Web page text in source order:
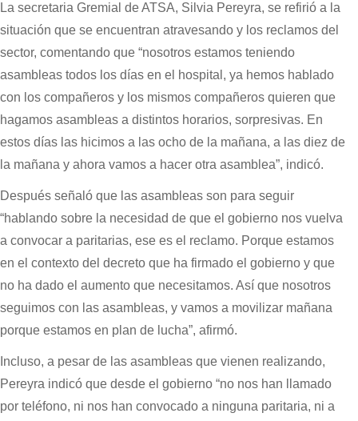
La secretaria Gremial de ATSA, Silvia Pereyra, se refirió a la
situación que se encuentran atravesando y los reclamos del
sector, comentando que “nosotros estamos teniendo
asambleas todos los días en el hospital, ya hemos hablado
con los compañeros y los mismos compañeros quieren que
hagamos asambleas a distintos horarios, sorpresivas. En
estos días las hicimos a las ocho de la mañana, a las diez de
la mañana y ahora vamos a hacer otra asamblea”, indicó.
Después señaló que las asambleas son para seguir
“hablando sobre la necesidad de que el gobierno nos vuelva
a convocar a paritarias, ese es el reclamo. Porque estamos
en el contexto del decreto que ha firmado el gobierno y que
no ha dado el aumento que necesitamos. Así que nosotros
seguimos con las asambleas, y vamos a movilizar mañana
porque estamos en plan de lucha”, afirmó.
Incluso, a pesar de las asambleas que vienen realizando,
Pereyra indicó que desde el gobierno “no nos han llamado
por teléfono, ni nos han convocado a ninguna paritaria, ni a